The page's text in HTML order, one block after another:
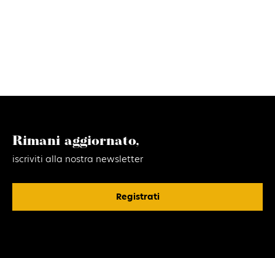
Rimani aggiornato,
iscriviti alla nostra newsletter
Registrati